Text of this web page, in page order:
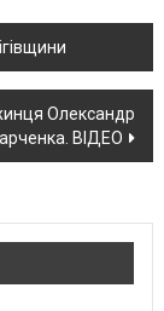
Олександр
ВІДЕО